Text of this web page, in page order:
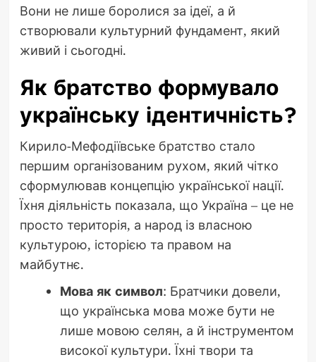
Вони не лише боролися за ідеї, а й
створювали культурний фундамент, який
живий і сьогодні.
Як братство формувало
українську ідентичність?
Кирило-Мефодіївське братство стало
першим організованим рухом, який чітко
сформулював концепцію української нації.
Їхня діяльність показала, що Україна – це не
просто територія, а народ із власною
культурою, історією та правом на
майбутнє.
Мова як символ: Братчики довели,
що українська мова може бути не
лише мовою селян, а й інструментом
високої культури. Їхні твори та